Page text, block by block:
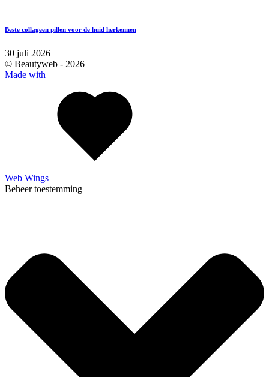
Beste collageen pillen voor de huid herkennen
30 juli 2026
© Beautyweb - 2026
Made with
Web Wings
Beheer toestemming